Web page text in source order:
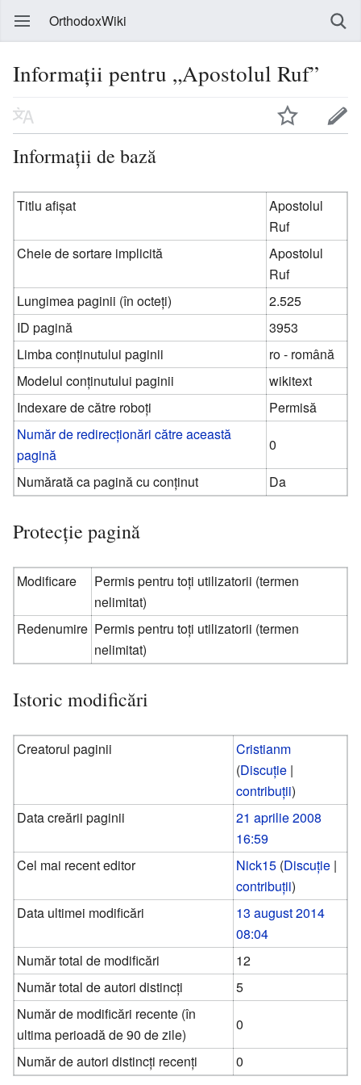
OrthodoxWiki
Informații pentru „Apostolul Ruf”
Informații de bază
Titlu afișat
Apostolul
Ruf
Cheie de sortare implicită
Apostolul
Ruf
Lungimea paginii (în octeți)
2.525
ID pagină
3953
Limba conținutului paginii
ro - română
Modelul conținutului paginii
wikitext
Indexare de către roboți
Permisă
Număr de redirecționări către această
pagină
0
Numărată ca pagină cu conținut
Da
Protecție pagină
Modificare
Permis pentru toți utilizatorii (termen
nelimitat)
Redenumire Permis pentru toți utilizatorii (termen
nelimitat)
Istoric modificări
Creatorul paginii
Cristianm
(Discuție |
contribuții)
Data creării paginii
21 aprilie 2008
16:59
Cel mai recent editor
Nick15 (Discuție |
contribuții)
Data ultimei modificări
13 august 2014
08:04
Număr total de modificări
12
Număr total de autori distincți
5
Număr de modificări recente (în
ultima perioadă de 90 de zile)
0
Număr de autori distincți recenți
0